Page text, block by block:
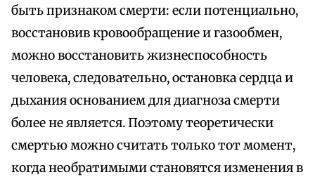
быть признаком смерти: если потенциально,
восстановив кровообращение и газообмен,
можно восстановить жизнеспособность
человека, следовательно, остановка сердца и
дыхания основанием для диагноза смерти
более не является. Поэтому теоретически
смертью можно считать только тот момент,
когда необратимыми становятся изменения в